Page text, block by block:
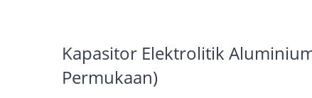
Kapasitor Elektrolitik
Permukaan)